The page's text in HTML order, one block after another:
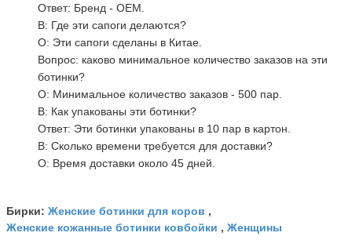
Ответ: Бренд - OEM.
В: Где эти сапоги делаются?
О: Эти сапоги сделаны в Китае.
Вопрос: каково минимальное количество заказов на эти
ботинки?
О: Минимальное количество заказов - 500 пар.
В: Как упакованы эти ботинки?
Ответ: Эти ботинки упакованы в 10 пар в картон.
В: Сколько времени требуется для доставки?
О: Время доставки около 45 дней.
Бирки: Женские ботинки для коров ,
Женские кожанные ботинки ковбойки , Женщины